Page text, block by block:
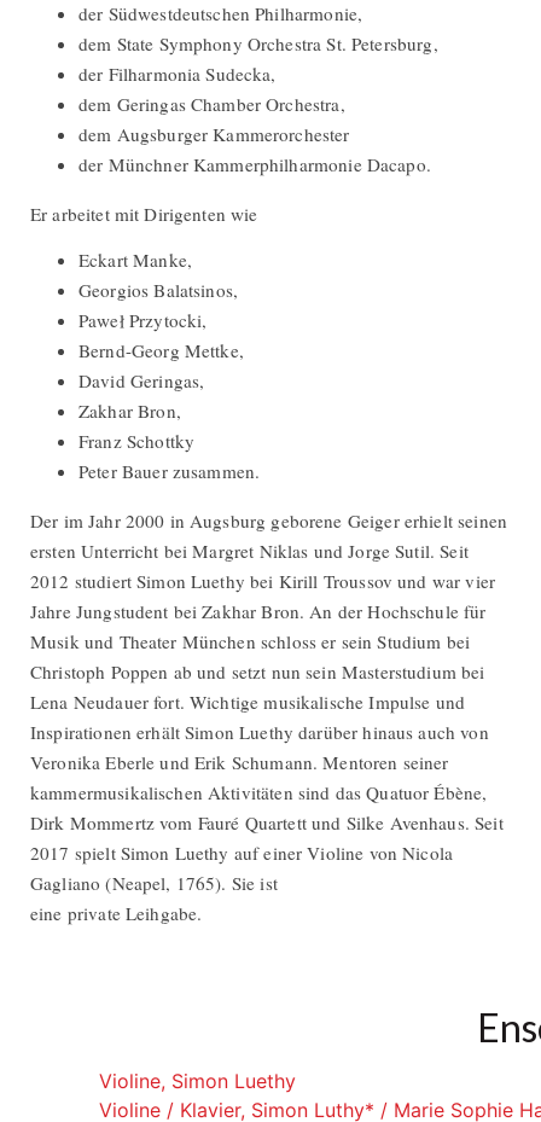
der Südwestdeutschen Philharmonie,
dem State Symphony Orchestra St. Petersburg,
der Filharmonia Sudecka,
dem Geringas Chamber Orchestra,
dem Augsburger Kammerorchester
der Münchner Kammerphilharmonie Dacapo.
Er arbeitet mit Dirigenten wie
Eckart Manke,
Georgios Balatsinos,
Paweł Przytocki,
Bernd-Georg Mettke,
David Geringas,
Zakhar Bron,
Franz Schottky
Peter Bauer zusammen.
Der im Jahr 2000 in Augsburg geborene Geiger erhielt seinen
ersten Unterricht bei Margret Niklas und Jorge Sutil. Seit
2012 studiert Simon Luethy bei Kirill Troussov und war vier
Jahre Jungstudent bei Zakhar Bron. An der Hochschule für
Musik und Theater München schloss er sein Studium bei
Christoph Poppen ab und setzt nun sein Masterstudium bei
Lena Neudauer fort. Wichtige musikalische Impulse und
Inspirationen erhält Simon Luethy darüber hinaus auch von
Veronika Eberle und Erik Schumann. Mentoren seiner
kammermusikalischen Aktivitäten sind das Quatuor Ébène,
Dirk Mommertz vom Fauré Quartett und Silke Avenhaus. Seit
2017 spielt Simon Luethy auf einer Violine von Nicola
Gagliano (Neapel, 1765). Sie ist
eine private Leihgabe.
Violine, Simon Luethy
Violine / Klavier, Simon Luthy* / Marie Sophie